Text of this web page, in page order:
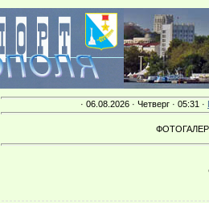
· 06.08.2026 · Четверг · 05:31 ·